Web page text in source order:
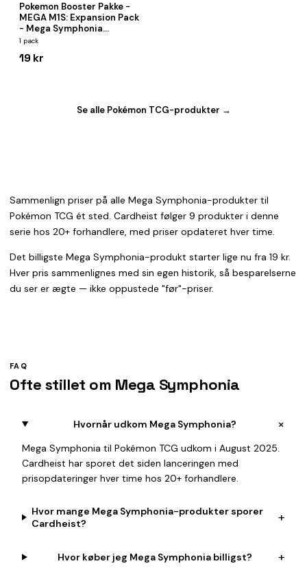
Pokemon Booster Pakke -
MEGA M1S: Expansion Pack
- Mega Symphonia
*KOREANSK*
1 pack
19 kr
Se alle Pokémon TCG-produkter →
Sammenlign priser på alle Mega Symphonia-produkter til
Pokémon TCG ét sted. Cardheist følger 9 produkter i denne
serie hos 20+ forhandlere, med priser opdateret hver time.
Det billigste Mega Symphonia-produkt starter lige nu fra 19 kr.
Hver pris sammenlignes med sin egen historik, så besparelserne
du ser er ægte — ikke oppustede "før"-priser.
FAQ
Ofte stillet om Mega Symphonia
Hvornår udkom Mega Symphonia? +
Mega Symphonia til Pokémon TCG udkom i August 2025.
Cardheist har sporet det siden lanceringen med
prisopdateringer hver time hos 20+ forhandlere.
Hvor mange Mega Symphonia-produkter sporer
Cardheist?
+
Hvor køber jeg Mega Symphonia billigst? +